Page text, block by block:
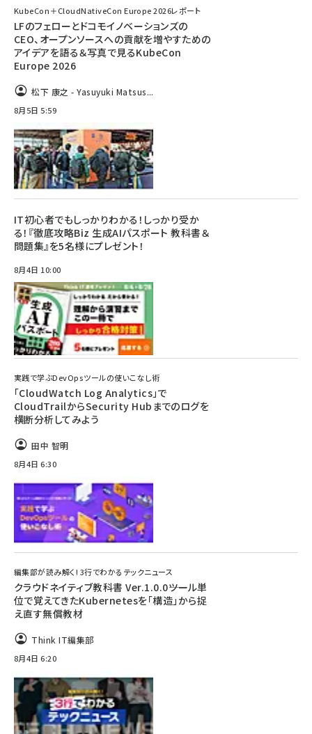
KubeCon＋CloudNativeCon Europe 2026レポート
LFのフェローとドコモイノベーションズの
CEO、オープンソースへの貢献を増やすための
アイデアを語る＆写真で見るKubeCon
Europe 2026
松下 康之 - Yasuyuki Matsus...
8月5日 5:59
IT初心者でもしっかりわかる！しっかり受か
る！『徹底攻略Biz 生成AIパスポート 教科書＆
問題集』を5名様にプレゼント！
8月4日 10:00
実践で学ぶDevOpsツールの使いこなし術
「CloudWatch Log Analytics」で
CloudTrailからSecurity Hubまでのログを
横断分析してみよう
田中 智明
8月4日 6:30
編集部が読み解く! 3行でわかるテックニュース
クラウドネイティブ教科書 Ver.1.0.0――ツール単
位で覚えてきたKubernetesを「構造」から捉
え直す無償教材
Think IT編集部
8月4日 6:20